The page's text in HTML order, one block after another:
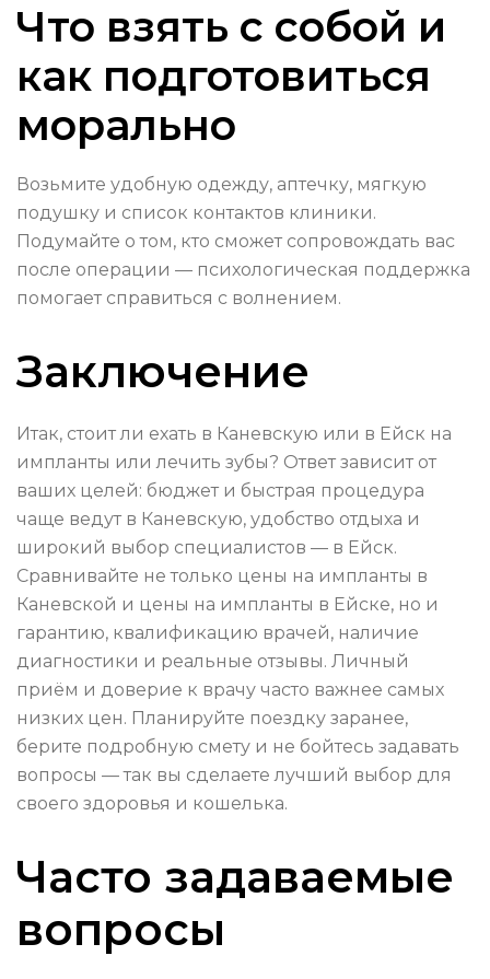
Что взять с собой и
как подготовиться
морально
Возьмите удобную одежду, аптечку, мягкую
подушку и список контактов клиники.
Подумайте о том, кто сможет сопровождать вас
после операции — психологическая поддержка
помогает справиться с волнением.
Заключение
Итак, стоит ли ехать в Каневскую или в Ейск на
импланты или лечить зубы? Ответ зависит от
ваших целей: бюджет и быстрая процедура
чаще ведут в Каневскую, удобство отдыха и
широкий выбор специалистов — в Ейск.
Сравнивайте не только цены на импланты в
Каневской и цены на импланты в Ейске, но и
гарантию, квалификацию врачей, наличие
диагностики и реальные отзывы. Личный
приём и доверие к врачу часто важнее самых
низких цен. Планируйте поездку заранее,
берите подробную смету и не бойтесь задавать
вопросы — так вы сделаете лучший выбор для
своего здоровья и кошелька.
Часто задаваемые
вопросы